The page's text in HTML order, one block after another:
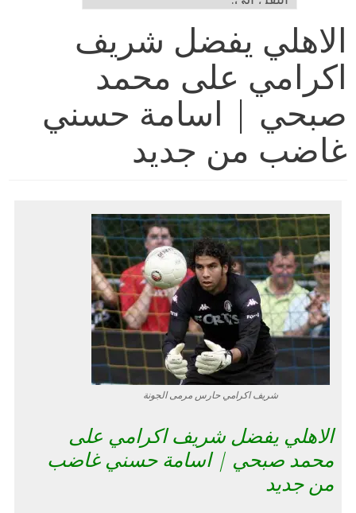
الاهلي يفضل شريف
اكرامي على محمد
صبحي | اسامة حسني
غاضب من جديد
شريف اكرامي حارس مرمى الجونة
الاهلي يفضل شريف اكرامي على
محمد صبحي | اسامة حسني غاضب
من جديد